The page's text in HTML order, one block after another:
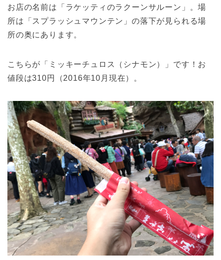
お店の名前は「ラケッティのラクーンサルーン」。場
所は「スプラッシュマウンテン」の落下が見られる場
所の奥にあります。
こちらが「ミッキーチュロス（シナモン）」です！お
値段は310円（2016年10月現在）。